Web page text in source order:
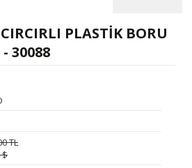
PLASTİK BORU
- 30088
TL
$